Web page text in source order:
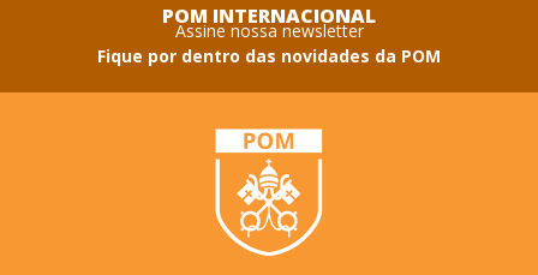
POM INTERNACIONAL
Assine nossa newsletter
Fique por dentro das novidades da POM